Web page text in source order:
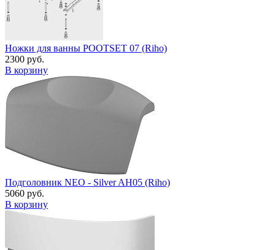
Ножки для ванны POOTSET 07 (Riho)
2300 руб.
В корзину
Подголовник NEO - Silver AH05 (Riho)
5060 руб.
В корзину